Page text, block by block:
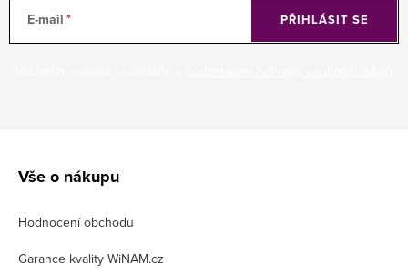
E-mail PŘIHLÁSIT SE
Vše o nákupu
Hodnocení obchodu
Garance kvality WiNAM.cz